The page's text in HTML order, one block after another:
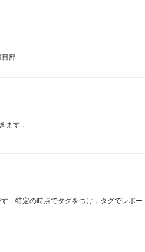
目部
ます．
．特定の時点でタグをつけ，タグでレポー